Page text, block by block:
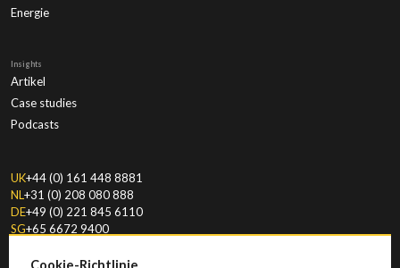
Energie
Insights
Artikel
Case studies
Podcasts
UK+44 (0) 161 448 8881
NL+31 (0) 208 080 888
DE+49 (0) 221 845 6110
SG+65 6672 9400
Cookie-Richtlinie